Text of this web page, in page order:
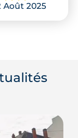
Août 2025